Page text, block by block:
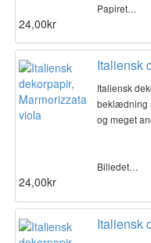
Papiret…
24,00kr
Italiensk
Italiensk
beklædning
og meget
Billedet…
24,00kr
Italiensk